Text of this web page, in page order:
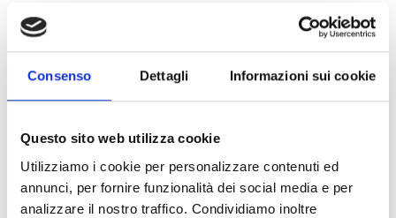
Consenso Dettagli Informazioni sui cookie
Questo sito web utilizza cookie
Utilizziamo i cookie per personalizzare contenuti ed
annunci, per fornire funzionalità dei social media e per
analizzare il nostro traffico. Condividiamo inoltre
Geologia della Sardegna
Docenti: Marini Tarcisio
SCIENTIFICA